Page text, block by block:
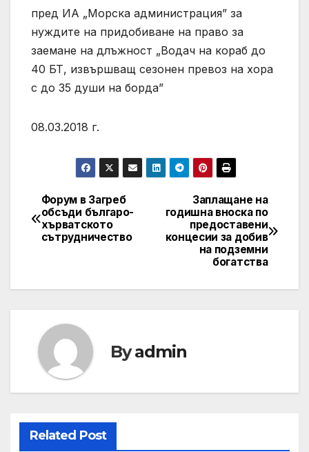
пред ИА „Морска администрация” за
нуждите на придобиване на право за
заемане на длъжност „Водач на кораб до
40 БТ, извършващ сезонен превоз на хора
с до 35 души на борда”
08.03.2018 г.
Post
navigation
Заплащане на
годишна вноска по
предоставени
концесии за добив
на подземни
богатства
Форум в Загреб
обсъди българо-
хърватското
сътрудничество
Byadmin
Related Post